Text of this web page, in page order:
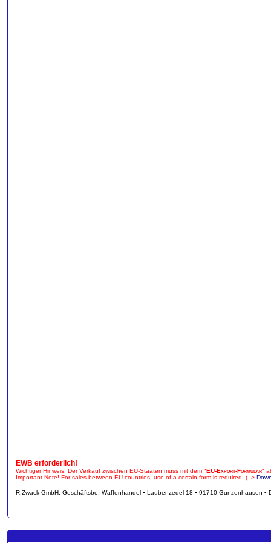
EWB erforderlich!
Wichtiger Hinweis! Der Verkauf zwischen EU-Staaten muss mit dem "EU-Export-Formular"
Important Note! For sales between EU countries, use of a certain form is required. (-->
R.Zwack GmbH, Geschäftsbe. Waffenhandel • Laubenzedel 18 • 91710 Gunzenhausen •